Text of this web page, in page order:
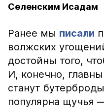
Селенским Исадам
Ранее мы писали
волжских
достойны того,
И, конечно,
станут
популярна щучья